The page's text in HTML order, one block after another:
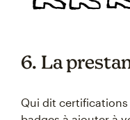
6. La
Qui dit